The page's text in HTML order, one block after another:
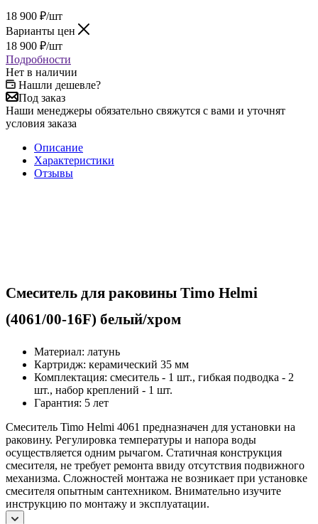
18 900 ₽/шт
Варианты цен
18 900 ₽/шт
Подробности
Нет в наличии
Нашли дешевле?
Под заказ
Наши менеджеры обязательно свяжутся с вами и уточнят
условия заказа
Описание
Характеристики
Отзывы
Смеситель для раковины Timo Helmi
(4061/00-16F) белый/хром
Материал: латунь
Картридж: керамический 35 мм
Комплектация: смеситель - 1 шт., гибкая подводка - 2
шт., набор креплений - 1 шт.
Гарантия: 5 лет
Смеситель Timo Helmi 4061 предназначен для установки на
раковину. Регулировка температуры и напора воды
осуществляется одним рычагом. Статичная конструкция
смесителя, не требует ремонта ввиду отсутствия подвижного
механизма. Сложностей монтажа не возникает при установке
смесителя опытным сантехником. Внимательно изучите
инструкцию по монтажу и эксплуатации.